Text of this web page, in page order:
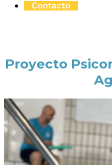
Contacto
Proyecto